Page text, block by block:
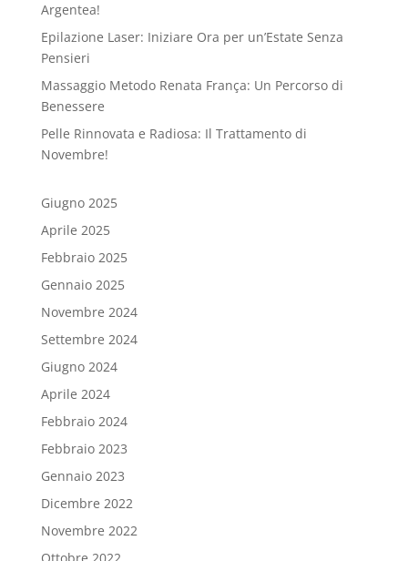
Argentea!
Epilazione Laser: Iniziare Ora per un’Estate Senza
Pensieri
Massaggio Metodo Renata França: Un Percorso di
Benessere
Pelle Rinnovata e Radiosa: Il Trattamento di
Novembre!
Giugno 2025
Aprile 2025
Febbraio 2025
Gennaio 2025
Novembre 2024
Settembre 2024
Giugno 2024
Aprile 2024
Febbraio 2024
Febbraio 2023
Gennaio 2023
Dicembre 2022
Novembre 2022